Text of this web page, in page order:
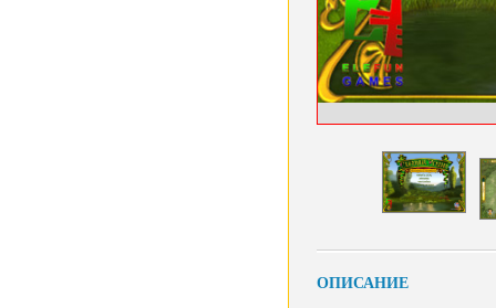
ОПИСАНИЕ